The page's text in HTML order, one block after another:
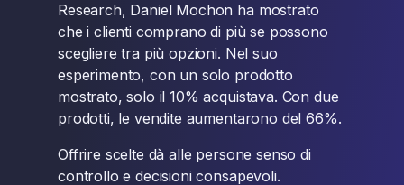
Research, Daniel Mochon ha mostrato
che i clienti comprano di più se possono
scegliere tra più opzioni. Nel suo
esperimento, con un solo prodotto
mostrato, solo il 10% acquistava. Con due
prodotti, le vendite aumentarono del 66%.
Offrire scelte dà alle persone senso di
controllo e decisioni consapevoli.